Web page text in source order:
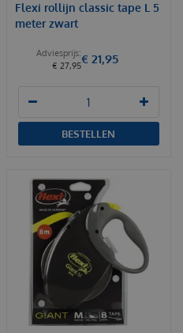
Flexi rollijn classic tape L 5
meter zwart
€ 27,95€ 21,95
BESTELLEN